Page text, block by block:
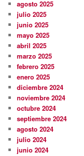
agosto 2025
julio 2025
junio 2025
mayo 2025
abril 2025
marzo 2025
febrero 2025
enero 2025
diciembre 2024
noviembre 2024
octubre 2024
septiembre 2024
agosto 2024
julio 2024
junio 2024